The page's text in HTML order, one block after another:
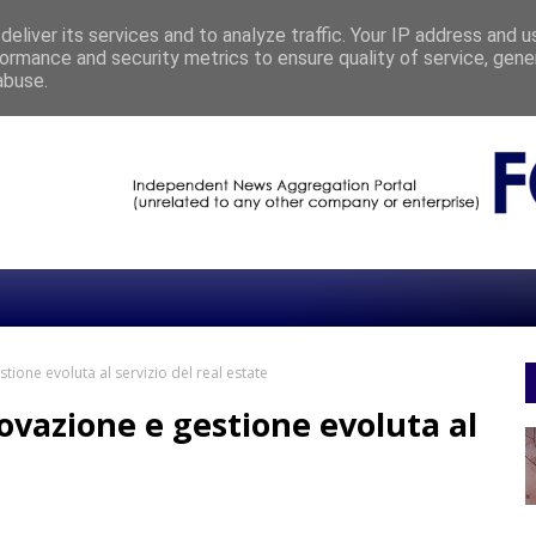
How We Lost Control of Reality EDITORIA
evoluta al servizio del real estate
e gestione evoluta al
its services and to analyze traffic. Your IP address and
and security metrics to ensure quality of service,